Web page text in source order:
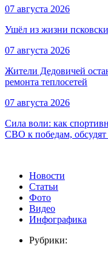
07 августа 2026
Ушёл из жизни
07 августа 2026
Жители Дедовичей
ремонта теплосетей
07 августа 2026
Сила воли: как
СВО к победам,
Новости
Статьи
Фото
Видео
Инфографика
Рубрики: